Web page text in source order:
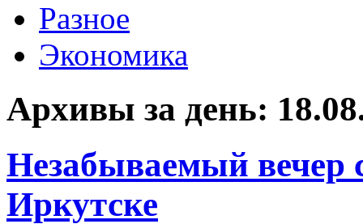
Разное
Экономика
Архивы за день:
Незабываемый вечер
Иркутске